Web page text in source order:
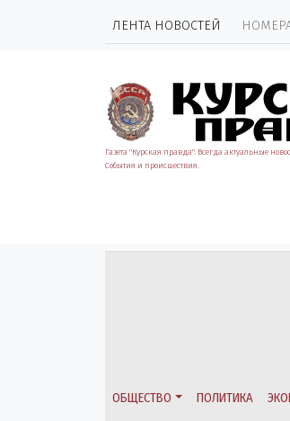
ЛЕНТА НОВОСТЕЙ
Газета "Курская правда". Всегда актуальные
События и происшествия.
ОБЩЕСТВО ПОЛИТИКА